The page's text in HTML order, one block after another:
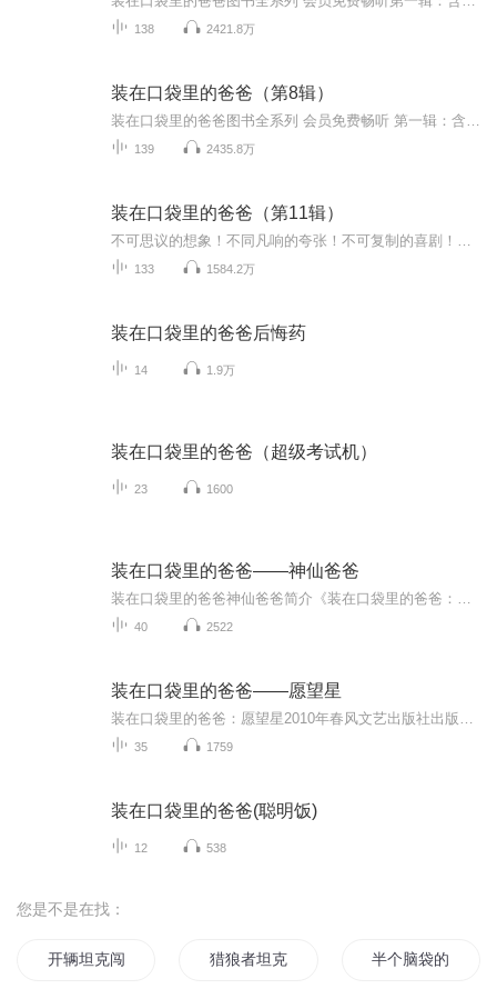
138 2421.8万
装在口袋里的爸爸（第8辑）
139 2435.8万
装在口袋里的爸爸（第11辑）
133 1584.2万
装在口袋里的爸爸后悔药
14 1.9万
装在口袋里的爸爸（超级考试机）
23 1600
装在口袋里的爸爸——神仙爸爸
40 2522
装在口袋里的爸爸——愿望星
35 1759
装在口袋里的爸爸(聪明饭)
12 538
您是不是在找：
开辆坦克闯异界 猎狼者坦克 半个脑袋的故事